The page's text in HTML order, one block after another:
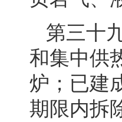
第三十
和集中供
炉；已建
期限内拆